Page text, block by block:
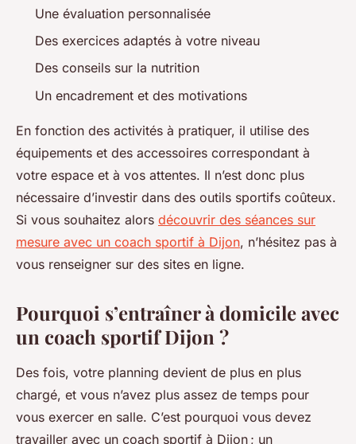
Une évaluation personnalisée
Des exercices adaptés à votre niveau
Des conseils sur la nutrition
Un encadrement et des motivations
En fonction des activités à pratiquer, il utilise des
équipements et des accessoires correspondant à
votre espace et à vos attentes. Il n’est donc plus
nécessaire d’investir dans des outils sportifs coûteux.
Si vous souhaitez alors découvrir des séances sur
mesure avec un coach sportif à Dijon, n’hésitez pas à
vous renseigner sur des sites en ligne.
Pourquoi s’entraîner à domicile avec
un coach sportif Dijon ?
Des fois, votre planning devient de plus en plus
chargé, et vous n’avez plus assez de temps pour
vous exercer en salle. C’est pourquoi vous devez
travailler avec un coach sportif à Dijon ; un